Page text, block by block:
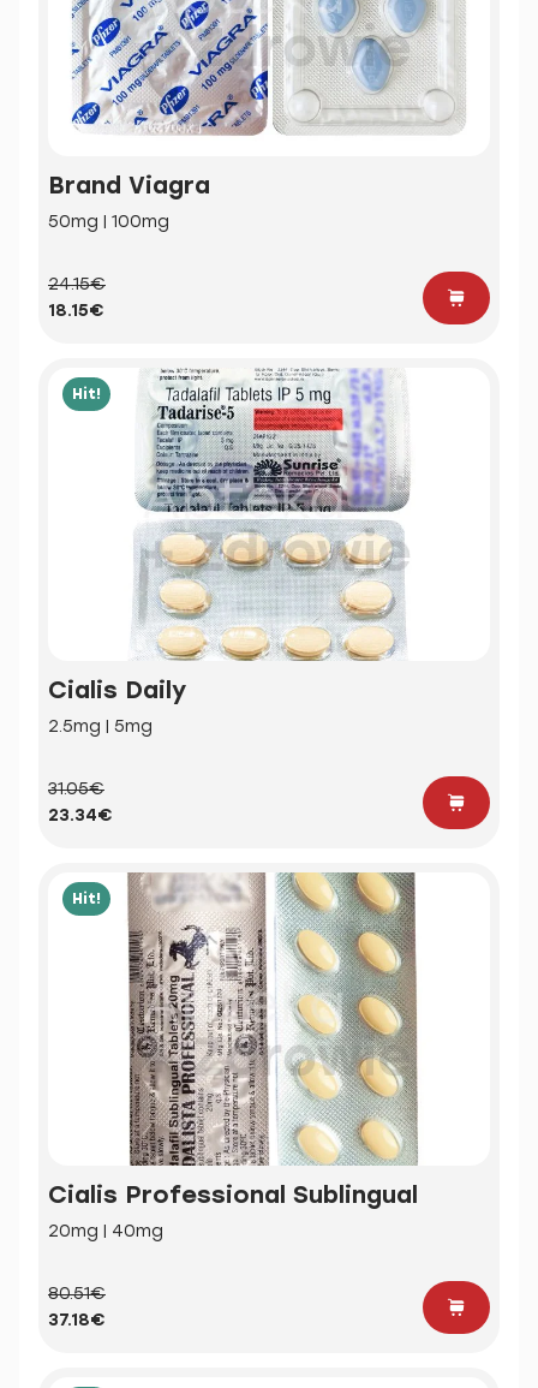
Brand Viagra
50mg | 100mg
24.15€
18.15€
Hit!
Cialis Daily
2.5mg | 5mg
31.05€
23.34€
Hit!
Cialis Professional Sublingual
20mg | 40mg
80.51€
37.18€